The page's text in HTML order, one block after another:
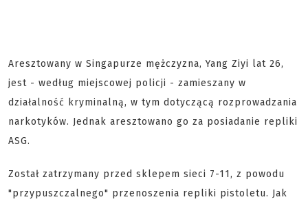
Aresztowany w Singapurze mężczyzna, Yang Ziyi lat 26,
jest - według miejscowej policji - zamieszany w
działalność kryminalną, w tym dotyczącą rozprowadzania
narkotyków. Jednak aresztowano go za posiadanie repliki
ASG.
Został zatrzymany przed sklepem sieci 7-11, z powodu
"przypuszczalnego" przenoszenia repliki pistoletu. Jak